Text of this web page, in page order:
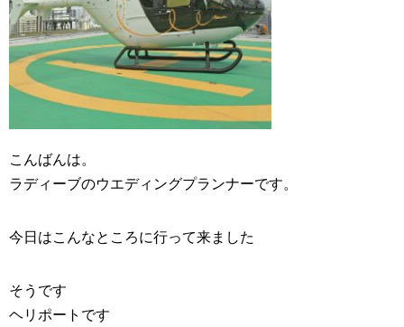
こんばんは。
ラディーブのウエディングプランナーです。
今日はこんなところに行って来ました
そうです
ヘリポート です